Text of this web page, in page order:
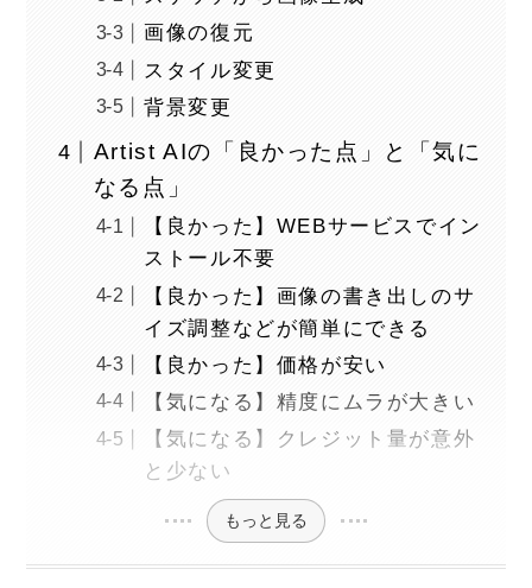
画像の復元
スタイル変更
背景変更
Artist AIの「良かった点」と「気に
なる点」
【良かった】WEBサービスでイン
ストール不要
【良かった】画像の書き出しのサ
イズ調整などが簡単にできる
【良かった】価格が安い
【気になる】精度にムラが大きい
【気になる】クレジット量が意外
と少ない
もっと見る